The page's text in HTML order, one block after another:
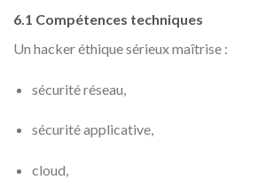
6.1 Compétences techniques
Un hacker éthique sérieux maîtrise :
sécurité réseau,
sécurité applicative,
cloud,